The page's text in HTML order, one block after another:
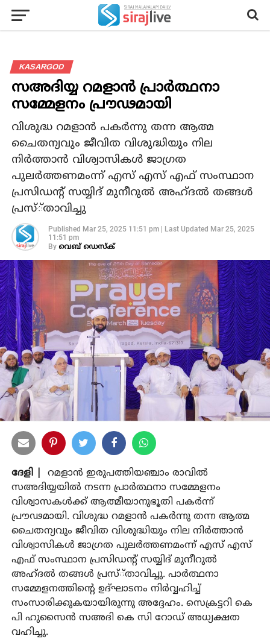
KASARGOD
സഅദിയ്യ റമളാന്‍ പ്രാര്‍ത്ഥനാ
സമ്മേളനം പ്രൗഢമായി
വിശുദ്ധ റമളാന്‍ പകര്‍ന്നു തന്ന ആത്മ
ചൈതന്യവും ജീവിത വിശുദ്ധിയും നില
നിര്‍ത്താന്‍ വിശ്വാസികള്‍ ജാഗ്രത
പുലര്‍ത്തണമംന്ന് എസ് എസ് എഫ് സംസ്ഥാന
പ്രസിഡന്റ് സയ്യിദ് മുനീറുല്‍ അഹ്ദല്‍ തങ്ങള്‍
പ്രസ്്താവിച്ചു
Published Mar 25, 2025 11:51 pm| Last Updated Mar 25, 2025
11:51 pm
By വെബ് ഡെസ്‌ക്
ദേളി |
റമളാന്‍ ഇരുപത്തിയഞ്ചാം രാവില്‍
സഅദിയ്യയില്‍ നടന്ന പ്രാര്‍ത്ഥനാ സമ്മേളനം
വിശ്വാസകള്‍ക്ക് ആത്മീയാനുഭൂതി പകര്‍ന്ന്
പ്രൗഢമായി. വിശുദ്ധ റമളാന്‍ പകര്‍ന്നു തന്ന ആത്മ
ചൈതന്യവും ജീവിത വിശുദ്ധിയും നില നിര്‍ത്താന്‍
വിശ്വാസികള്‍ ജാഗ്രത പുലര്‍ത്തണമംന്ന് എസ് എസ്
എഫ് സംസ്ഥാന പ്രസിഡന്റ് സയ്യിദ് മുനീറുല്‍
അഹ്ദല്‍ തങ്ങള്‍ പ്രസ്്താവിച്ചു. പാര്‍ത്ഥനാ
സമ്മേളനത്തിന്റെ ഉദ്ഘാടനം നിര്‍വ്വഹിച്ച്
സംസാരിക്കുകയായിരുന്നു അദ്ദേഹം. സെക്രട്ടറി കെ
പി ഹുസൈന്‍ സഅദി കെ സി റോഡ് അധ്യക്ഷത
വഹിച്ചു.